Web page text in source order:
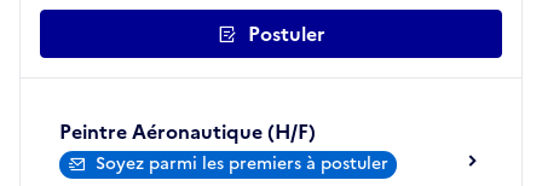
Postuler
Peintre Aéronautique (H/F)
Soyez parmi les premiers à postuler